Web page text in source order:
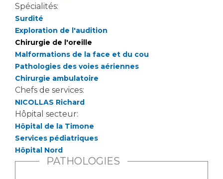
Spécialités:
Surdité
Exploration de l'audition
Chirurgie de l'oreille
Malformations de la face et du cou
Pathologies des voies aériennes
Chirurgie ambulatoire
Chefs de services:
NICOLLAS Richard
Hôpital secteur:
Hôpital de la Timone
Services pédiatriques
Hôpital Nord
PATHOLOGIES